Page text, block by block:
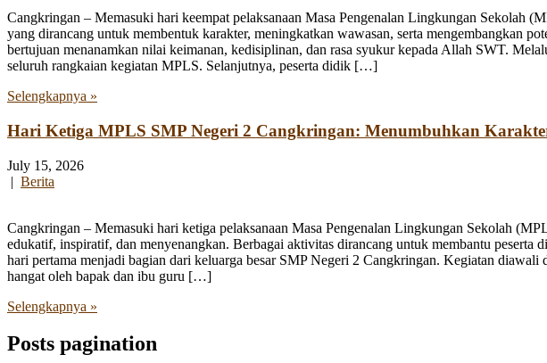
Cangkringan – Memasuki hari keempat pelaksanaan Masa Pengenalan Lingkungan Sekolah
yang dirancang untuk membentuk karakter, meningkatkan wawasan, serta mengembangkan
bertujuan menanamkan nilai keimanan, kedisiplinan, dan rasa syukur kepada Allah SWT.
seluruh rangkaian kegiatan MPLS. Selanjutnya, peserta didik […]
Selengkapnya »
Hari Ketiga MPLS SMP Negeri 2 Cangkringan: Menumbuhkan
July 15, 2026
| Berita
Cangkringan – Memasuki hari ketiga pelaksanaan Masa Pengenalan Lingkungan Sekolah
edukatif, inspiratif, dan menyenangkan. Berbagai aktivitas dirancang untuk membantu
hari pertama menjadi bagian dari keluarga besar SMP Negeri 2 Cangkringan. Kegiatan
hangat oleh bapak dan ibu guru […]
Selengkapnya »
Posts pagination